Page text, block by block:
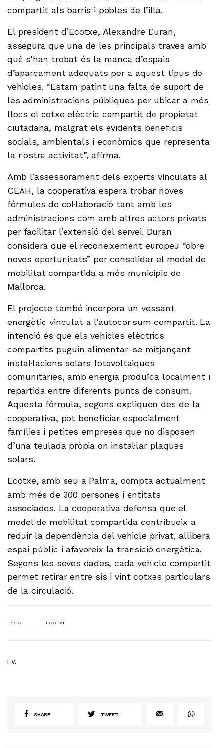
compartit als barris i pobles de l’illa.
El president d’Ecotxe, Alexandre Duran,
assegura que una de les principals traves amb
què s’han trobat és la manca d’espais
d’aparcament adequats per a aquest tipus de
vehicles. “Estam patint una falta de suport de
les administracions públiques per ubicar a més
llocs el cotxe elèctric compartit de propietat
ciutadana, malgrat els evidents beneficis
socials, ambientals i econòmics que representa
la nostra activitat”, afirma.
Amb l’assessorament dels experts vinculats al
CEAH, la cooperativa espera trobar noves
fórmules de col·laboració tant amb les
administracions com amb altres actors privats
per facilitar l’extensió del servei. Duran
considera que el reconeixement europeu “obre
noves oportunitats” per consolidar el model de
mobilitat compartida a més municipis de
Mallorca.
El projecte també incorpora un vessant
energètic vinculat a l’autoconsum compartit. La
intenció és que els vehicles elèctrics
compartits puguin alimentar-se mitjançant
instal·lacions solars fotovoltaiques
comunitàries, amb energia produïda localment i
repartida entre diferents punts de consum.
Aquesta fórmula, segons expliquen des de la
cooperativa, pot beneficiar especialment
famílies i petites empreses que no disposen
d’una teulada pròpia on instal·lar plaques
solars.
Ecotxe, amb seu a Palma, compta actualment
amb més de 300 persones i entitats
associades. La cooperativa defensa que el
model de mobilitat compartida contribueix a
reduir la dependència del vehicle privat, allibera
espai públic i afavoreix la transició energètica.
Segons les seves dades, cada vehicle compartit
permet retirar entre sis i vint cotxes particulars
de la circulació.
TAGS ECOTXE
F.V.
SHARE TWEET